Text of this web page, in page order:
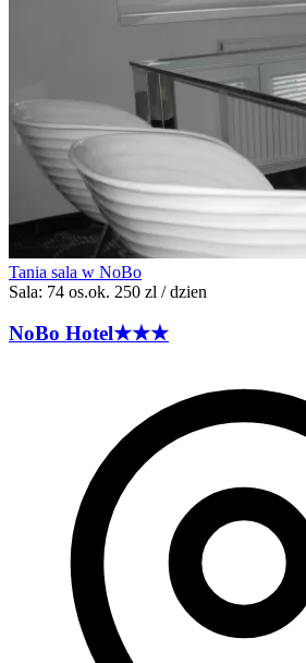
Tania sala w NoBo
Sala: 74 os.ok. 250 zl / dzien
NoBo Hotel★★★